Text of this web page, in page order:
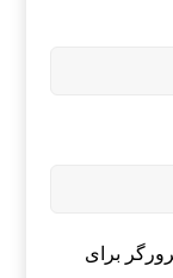
برای